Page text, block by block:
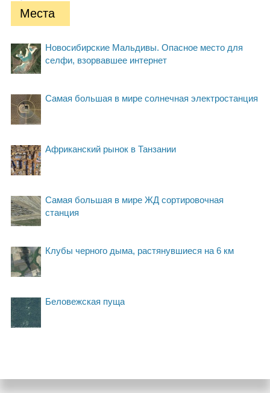
Места
Новосибирские Мальдивы. Опасное место для
селфи, взорвавшее интернет
Самая большая в мире солнечная электростанция
Африканский рынок в Танзании
Самая большая в мире ЖД сортировочная
станция
Клубы черного дыма, растянувшиеся на 6 км
Беловежская пуща